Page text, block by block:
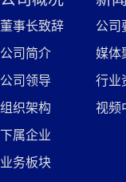
董事长致辞
公司简介
公司领导
组织架构
下属企业
业务板块
公司
媒体
行业
视频